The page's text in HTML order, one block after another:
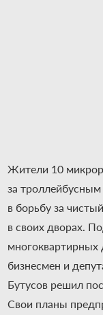
Жители 10
за троллейбусным
в борьбу за
в своих дворах.
бизнесмен и
Бутусов решил
Свои планы